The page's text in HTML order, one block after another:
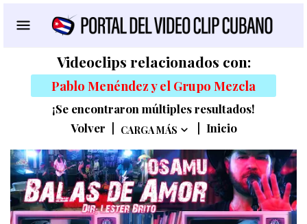
Videoclips relacionados con:
Pablo Menéndez y el Grupo Mezcla
¡Se encontraron múltiples resultados!
Volver
CARGA MÁS Inicio